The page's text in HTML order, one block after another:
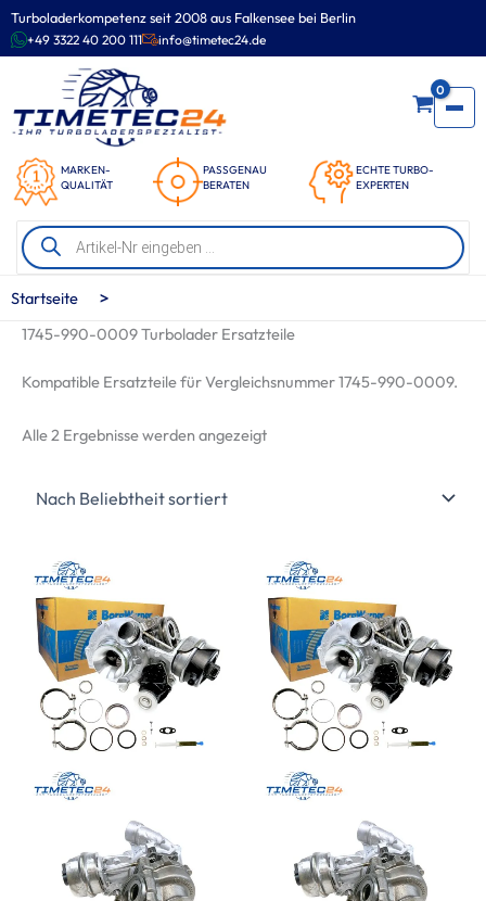
Turboladerkompetenz seit 2008 aus Falkensee bei Berlin
+49 3322 40 200 111 info@timetec24.de
MARKEN-
QUALITÄT
PASSGENAU
BERATEN
ECHTE TURBO-
EXPERTEN
0
Products
search
Zum
Inhalt
springen
Startseite >
1745-990-0009 Turbolader Ersatzteile
Kompatible Ersatzteile für Vergleichsnummer 1745-990-0009.
Alle 2 Ergebnisse werden angezeigtNach